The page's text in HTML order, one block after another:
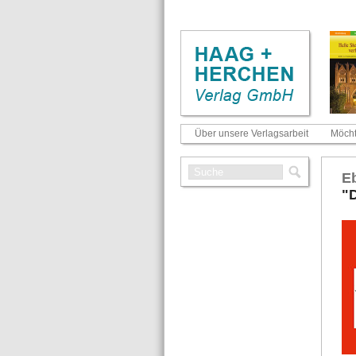
Über unsere Verlagsarbeit